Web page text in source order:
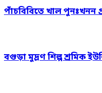
পাঁচবিবিতে খাল পুনঃখনন
বগুড়া মুদ্রণ শিল্প শ্রমিক